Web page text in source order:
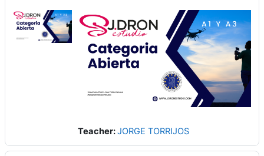
Teacher:JORGE TORRIJOS